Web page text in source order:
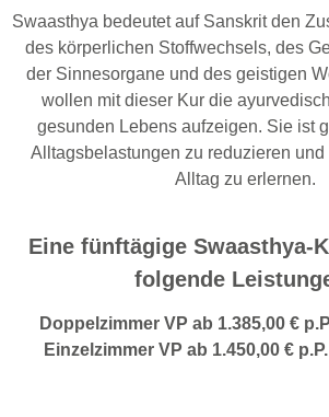
Swaasthya bedeutet auf Sanskrit den
des körperlichen Stoffwechsels, des
der Sinnesorgane und des geistigen
wollen mit dieser Kur die
gesunden Lebens aufzeigen. Sie ist
Alltagsbelastungen zu reduzieren und
Alltag zu erlernen.
Eine fünftägige Swaasthya-
folgende
Doppelzimmer VP ab 1.385,00 €
Einzelzimmer VP ab 1.450,00 €